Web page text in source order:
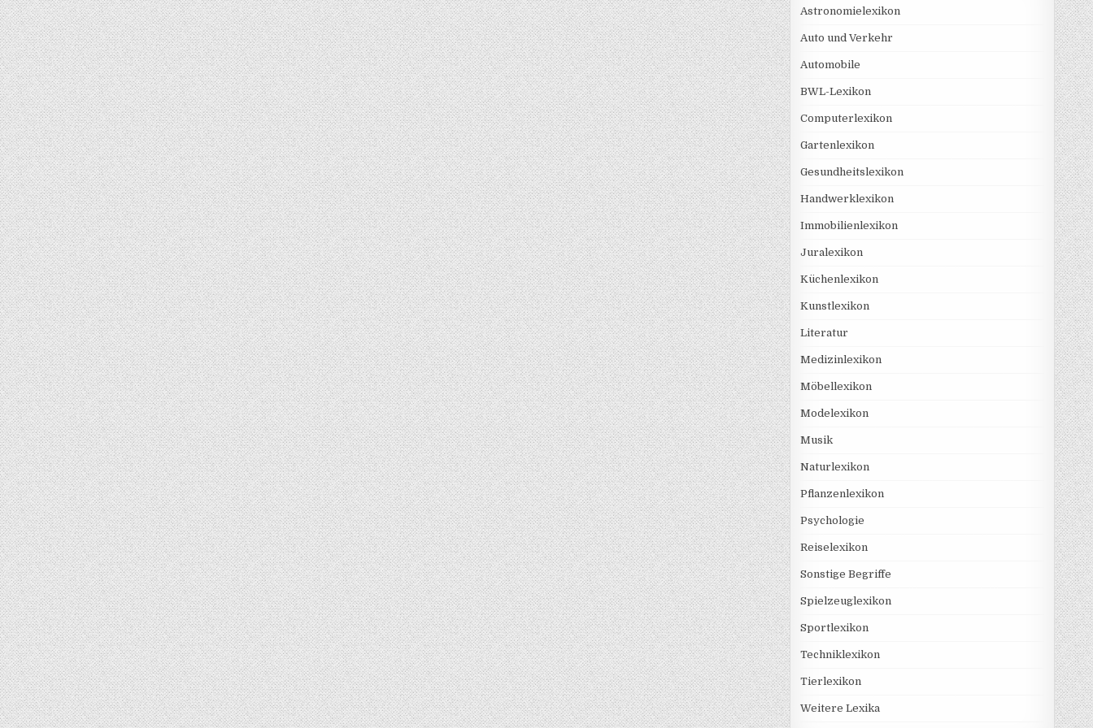
Astronomielexikon
Auto und Verkehr
Automobile
BWL-Lexikon
Computerlexikon
Gartenlexikon
Gesundheitslexikon
Handwerklexikon
Immobilienlexikon
Juralexikon
Küchenlexikon
Kunstlexikon
Literatur
Medizinlexikon
Möbellexikon
Modelexikon
Musik
Naturlexikon
Pflanzenlexikon
Psychologie
Reiselexikon
Sonstige Begriffe
Spielzeuglexikon
Sportlexikon
Techniklexikon
Tierlexikon
Weitere Lexika